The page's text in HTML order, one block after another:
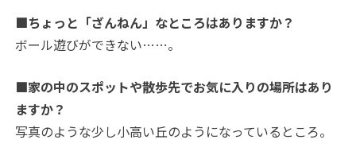
■ちょっと「ざんねん」なところはありますか？
ボール遊びができない……。
■家の中のスポットや散歩先でお気に入りの場所はあり
ますか？
写真のような少し小高い丘のようになっているところ。